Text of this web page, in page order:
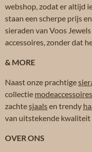
webshop, zodat er altijd
staan een scherpe prijs
sieraden van Voos
accessoires, zonder dat
& MORE
Naast onze prachtige
collectie modeaccessoires
zachtesjaalsen trendy
van uitstekende kwaliteit
OVER ONS